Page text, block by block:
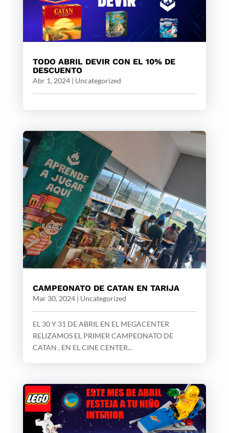
TODO ABRIL DEVIR CON EL 10% DE
DESCUENTO
Abr 1, 2024| Uncategorized
CAMPEONATO DE CATAN EN TARIJA
Mar 30, 2024| Uncategorized
EL 30 Y 31 DE ABRIL EN EL MEGACENTER
RELIZAMOS EL PRIMER CAMPEONATO DE
CATAN , EN EL CINE CENTER...